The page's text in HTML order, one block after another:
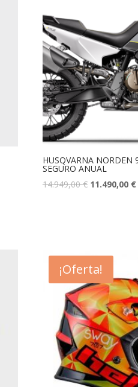
HUSQVARNA NORDEN
SEGURO ANUAL
14.949,00€ 11.490,00 €
¡Oferta!